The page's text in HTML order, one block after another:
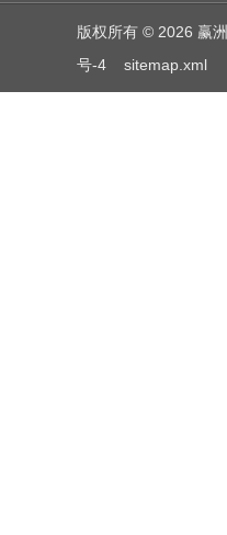
版权所有 © 2026 赢
号-4
sitemap.xml